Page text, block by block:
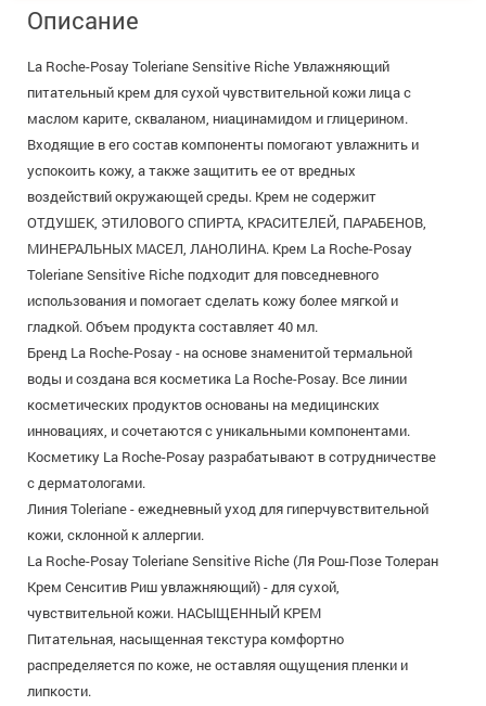
Описание
La Roche-Posay Toleriane Sensitive Riche Увлажняющий
питательный крем для сухой чувствительной кожи лица с
маслом карите, скваланом, ниацинамидом и глицерином.
Входящие в его состав компоненты помогают увлажнить и
успокоить кожу, а также защитить ее от вредных
воздействий окружающей среды. Крем не содержит
ОТДУШЕК, ЭТИЛОВОГО СПИРТА, КРАСИТЕЛЕЙ, ПАРАБЕНОВ,
МИНЕРАЛЬНЫХ МАСЕЛ, ЛАНОЛИНА. Крем La Roche-Posay
Toleriane Sensitive Riche подходит для повседневного
использования и помогает сделать кожу более мягкой и
гладкой. Объем продукта составляет 40 мл.
Бренд La Roche-Posay - на основе знаменитой термальной
воды и создана вся косметика La Roche-Posay. Все линии
косметических продуктов основаны на медицинских
инновациях, и сочетаются с уникальными компонентами.
Косметику La Roche-Posay разрабатывают в сотрудничестве
с дерматологами.
Линия Toleriane - ежедневный уход для гиперчувствительной
кожи, склонной к аллергии.
La Roche-Posay Toleriane Sensitive Riche (Ля Рош-Позе Толеран
Крем Сенситив Риш увлажняющий) - для сухой,
чувствительной кожи. НАСЫЩЕННЫЙ КРЕМ
Питательная, насыщенная текстура комфортно
распределяется по коже, не оставляя ощущения пленки и
липкости.